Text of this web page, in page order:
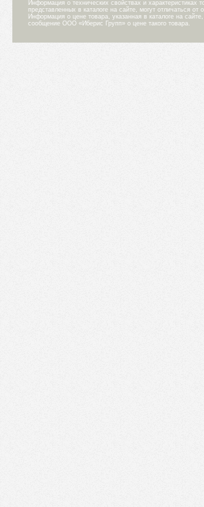
Информация о технических свойствах и
представленных в каталоге на сайте, могут отличаться от
Информация о цене товара, указанная в каталоге на
сообщение ООО «Иберис Групп» о цене такого товара.